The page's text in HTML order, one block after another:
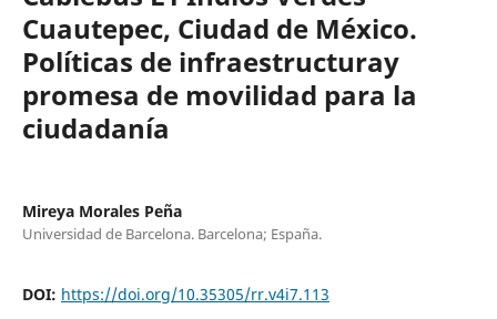
Cuautepec, Ciudad de México.
Políticas de infraestructuray
promesa de movilidad para la
ciudadanía
Mireya Morales Peña
Universidad de Barcelona. Barcelona; España.
DOI: https://doi.org/10.35305/rr.v4i7.113